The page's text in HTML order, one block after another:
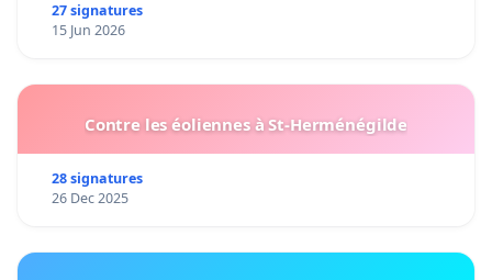
27 signatures
15 Jun 2026
Contre les éoliennes à St-Herménégilde
28 signatures
26 Dec 2025